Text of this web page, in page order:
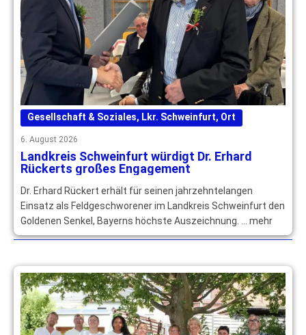
Gesellschaft & Soziales, Lkr. Schweinfurt, Ort
6. August 2026
Landkreis Schweinfurt würdigt Dr. Erhard
Rückerts großes Engagement
Dr. Erhard Rückert erhält für seinen jahrzehntelangen
Einsatz als Feldgeschworener im Landkreis Schweinfurt den
Goldenen Senkel, Bayerns höchste Auszeichnung. … mehr